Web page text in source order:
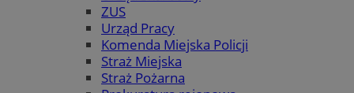
ZUS
Urząd Pracy
Komenda Miejska Policji
Straż Miejska
Straż Pożarna